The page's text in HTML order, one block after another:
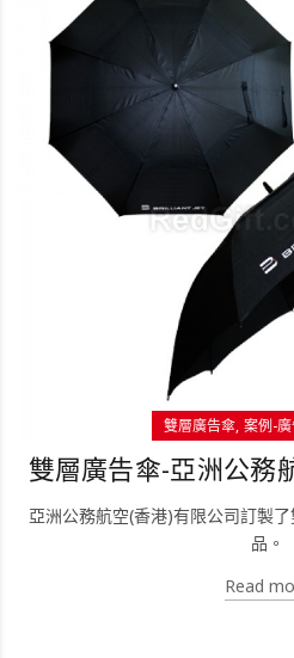
雙層廣告傘 案例-
雙層廣告傘-亞洲公務
亞洲公務航空(香港)有限公司訂製
品。
Read